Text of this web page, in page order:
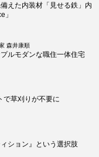
えた内装材「見せる鉄」内
」
森井康順
ルモダンな職住一体住宅
で草刈りが不要に
ション』という選択肢